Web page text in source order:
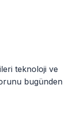
teknoloji ve
bugünden